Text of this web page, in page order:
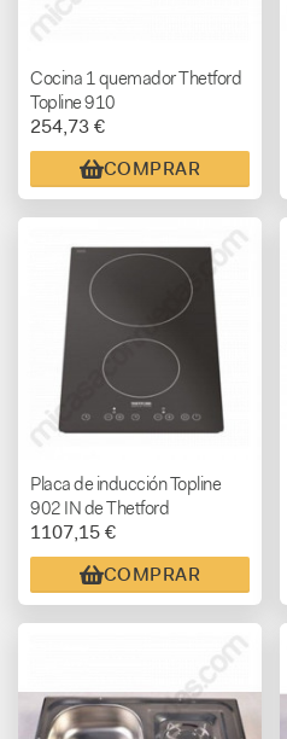
Cocina 1 quemador Thetford
Topline 910
254,73 €
COMPRAR
Placa de inducción Topline
902 IN de Thetford
1107,15 €
COMPRAR